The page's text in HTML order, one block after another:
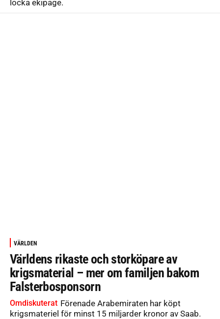
locka ekipage.
VÄRLDEN
Världens rikaste och storköpare av
krigsmaterial – mer om familjen bakom
Falsterbosponsorn
Omdiskuterat Förenade Arabemiraten har köpt
krigsmateriel för minst 15 miljarder kronor av Saab.